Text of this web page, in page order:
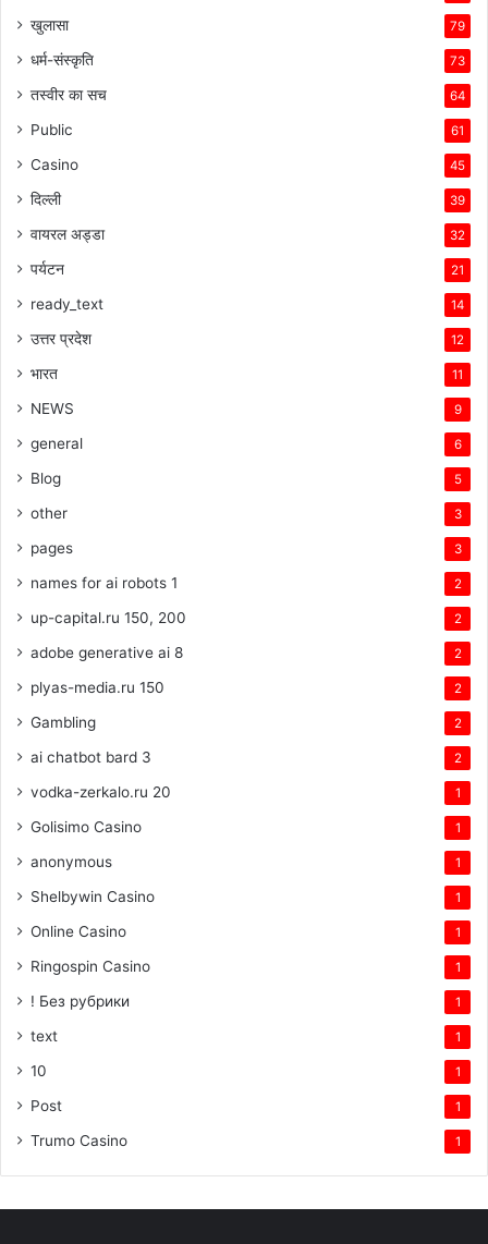
खुलासा 79
धर्म-संस्कृति 73
तस्वीर का सच 64
Public 61
Casino 45
दिल्ली 39
वायरल अड्डा 32
पर्यटन 21
ready_text 14
उत्तर प्रदेश 12
भारत 11
NEWS 9
general 6
Blog 5
other 3
pages 3
names for ai robots 1 2
up-capital.ru 150, 200 2
adobe generative ai 8 2
plyas-media.ru 150 2
Gambling 2
ai chatbot bard 3 2
vodka-zerkalo.ru 20 1
Golisimo Casino 1
anonymous 1
Shelbywin Casino 1
Online Casino 1
Ringospin Casino 1
! Без рубрики 1
text 1
10 1
Post 1
Trumo Casino 1